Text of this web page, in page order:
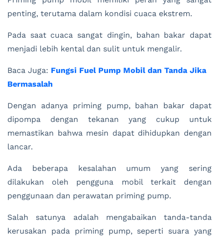
penting, terutama dalam kondisi cuaca ekstrem.
Pada saat cuaca sangat dingin, bahan bakar dapat
menjadi lebih kental dan sulit untuk mengalir.
Baca Juga: Fungsi Fuel Pump Mobil dan Tanda Jika
Bermasalah
Dengan adanya priming pump, bahan bakar dapat
dipompa dengan tekanan yang cukup untuk
memastikan bahwa mesin dapat dihidupkan dengan
lancar.
Ada beberapa kesalahan umum yang sering
dilakukan oleh pengguna mobil terkait dengan
penggunaan dan perawatan priming pump.
Salah satunya adalah mengabaikan tanda-tanda
kerusakan pada priming pump, seperti suara yang